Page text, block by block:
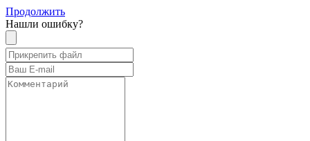
Продолжить
Нашли ошибку?